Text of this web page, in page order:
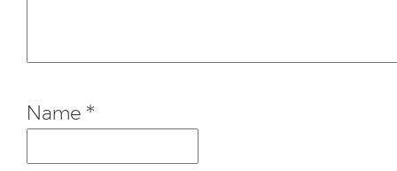
Name *